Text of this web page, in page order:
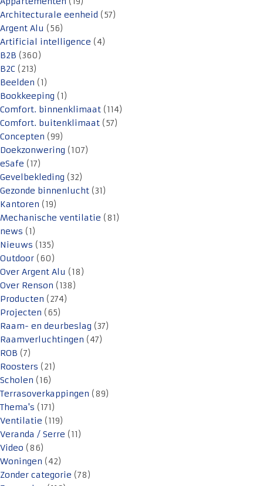
Architecturale eenheid (57)
Argent Alu (56)
Artificial intelligence (4)
B2B (360)
B2C (213)
Beelden (1)
Bookkeeping (1)
Comfort. binnenklimaat (114)
Comfort. buitenklimaat (57)
Concepten (99)
Doekzonwering (107)
eSafe (17)
Gevelbekleding (32)
Gezonde binnenlucht (31)
Kantoren (19)
Mechanische ventilatie (81)
news (1)
Nieuws (135)
Outdoor (60)
Over Argent Alu (18)
Over Renson (138)
Producten (274)
Projecten (65)
Raam- en deurbeslag (37)
Raamverluchtingen (47)
ROB (7)
Roosters (21)
Scholen (16)
Terrasoverkappingen (89)
Thema's (171)
Ventilatie (119)
Veranda / Serre (11)
Video (86)
Woningen (42)
Zonder categorie (78)